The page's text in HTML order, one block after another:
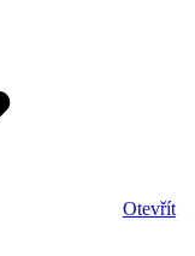
Otevřít